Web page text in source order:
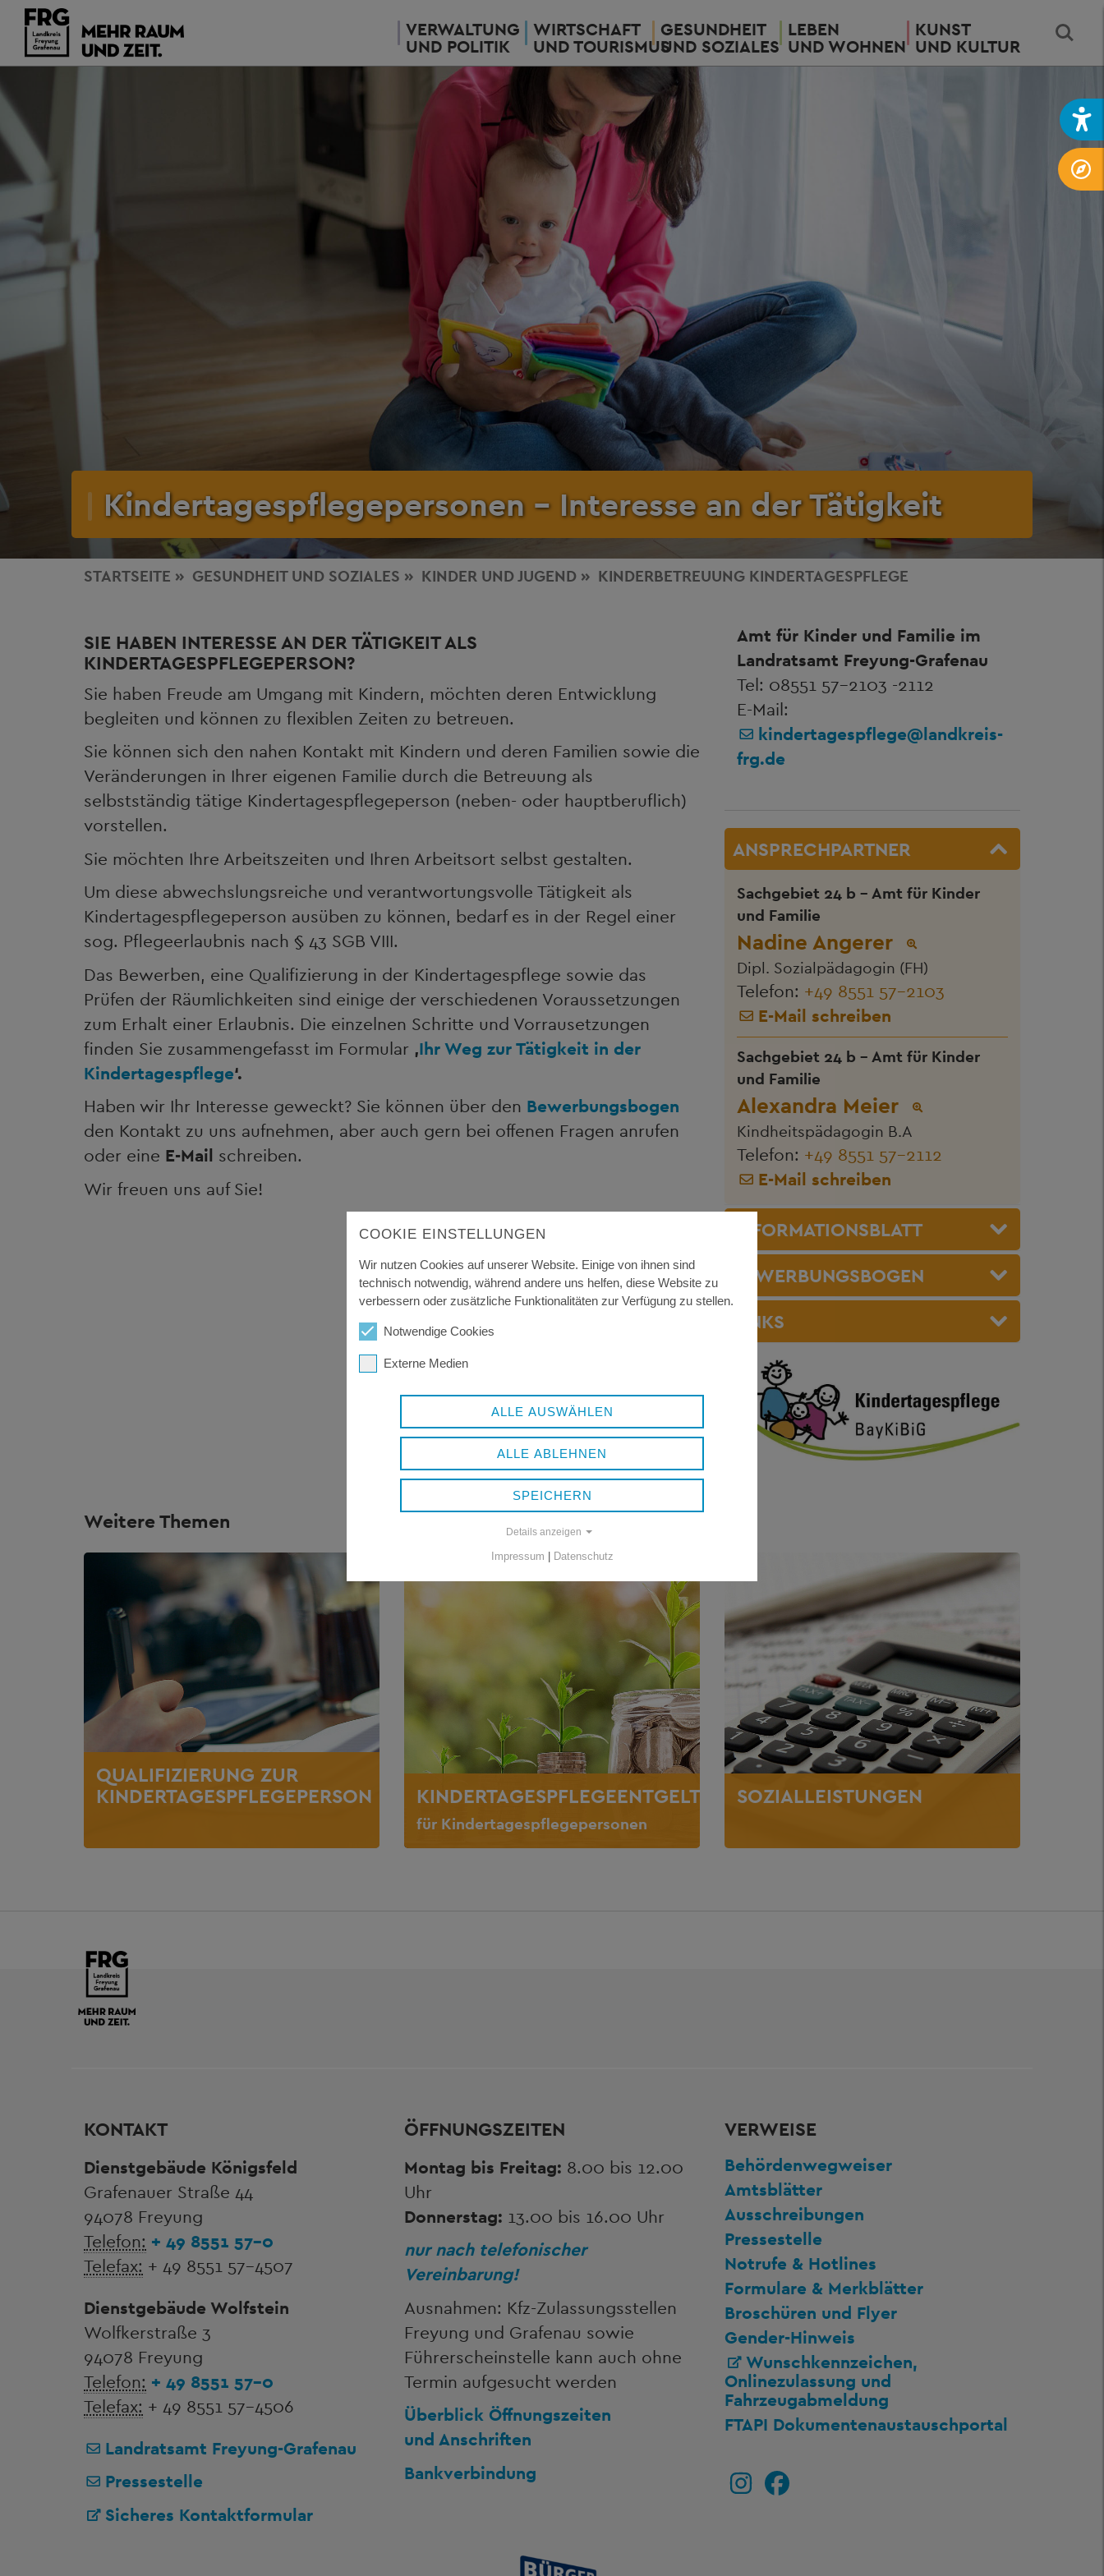
VERWALTUNG
UND POLITIK
WIRTSCHAFT
UND TOURISMUS
GESUNDHEIT
UND SOZIALES
LEBEN
UND WOHNEN
KUNST
UND KULTUR
Kindertagespflegepersonen – Interesse an der Tätigkeit
STARTSEITE GESUNDHEIT UND SOZIALES KINDER UND JUGEND KINDERBETREUUNG KINDERTAGESPFLEGE
SIE HABEN INTERESSE AN DER TÄTIGKEIT ALS
KINDERTAGESPFLEGEPERSON?
Sie haben Freude am Umgang mit Kindern, möchten deren Entwicklung
begleiten und können zu flexiblen Zeiten zu betreuen.
Sie können sich den nahen Kontakt mit Kindern und deren Familien sowie die
Veränderungen in Ihrer eigenen Familie durch die Betreuung als
selbstständig tätige Kindertagespflegeperson (neben- oder hauptberuflich)
vorstellen.
Sie möchten Ihre Arbeitszeiten und Ihren Arbeitsort selbst gestalten.
Um diese abwechslungsreiche und verantwortungsvolle Tätigkeit als
Kindertagespflegeperson ausüben zu können, bedarf es in der Regel einer
sog. Pflegeerlaubnis nach § 43 SGB VIII.
Das Bewerben, eine Qualifizierung in der Kindertagespflege sowie das
Prüfen der Räumlichkeiten sind einige der verschiedenen Voraussetzungen
zum Erhalt einer Erlaubnis. Die einzelnen Schritte und Vorrausetzungen
finden Sie zusammengefasst im Formular ‚Ihr Weg zur Tätigkeit in der
Kindertagespflege‘.
Haben wir Ihr Interesse geweckt? Sie können über den Bewerbungsbogen
den Kontakt zu uns aufnehmen, aber auch gern bei offenen Fragen anrufen
oder eine E-Mail schreiben.
Wir freuen uns auf Sie!
Amt für Kinder und Familie im
Landratsamt Freyung-Grafenau
Tel: 08551 57-2103 -2112
E-Mail:
kindertagespflege@landkreis-
frg.de
ANSPRECHPARTNER
Sachgebiet 24 b - Amt für Kinder
und Familie
Nadine Angerer
Dipl. Sozialpädagogin (FH)
Telefon: +49 8551 57-2103
E-Mail schreiben
Sachgebiet 24 b - Amt für Kinder
und Familie
Alexandra Meier
Kindheitspädagogin B.A
Telefon: +49 8551 57-2112
E-Mail schreiben
INFORMATIONSBLATT
BEWERBUNGSBOGEN
LINKS
Weitere Themen
QUALIFIZIERUNG ZUR
KINDERTAGESPFLEGEPERSON
KINDERTAGESPFLEGEENTGELT
für Kindertagespflegepersonen
SOZIALLEISTUNGEN
KONTAKT
Dienstgebäude Königsfeld
Grafenauer Straße 44
94078 Freyung
Telefon: + 49 8551 57-0
Telefax: + 49 8551 57-4507
Dienstgebäude Wolfstein
Wolfkerstraße 3
94078 Freyung
Telefon: + 49 8551 57-0
Telefax: + 49 8551 57-4506
Landratsamt Freyung-Grafenau
Pressestelle
Sicheres Kontaktformular
ÖFFNUNGSZEITEN
Montag bis Freitag: 8.00 bis 12.00
Uhr
Donnerstag: 13.00 bis 16.00 Uhr
nur nach telefonischer
Vereinbarung!
Ausnahmen: Kfz-Zulassungsstellen
Freyung und Grafenau sowie
Führerscheinstelle kann auch ohne
Termin aufgesucht werden
Überblick Öffnungszeiten
und Anschriften
Bankverbindung
VERWEISE
Behördenwegweiser
Amtsblätter
Ausschreibungen
Pressestelle
Notrufe & Hotlines
Formulare & Merkblätter
Broschüren und Flyer
Gender-Hinweis
Wunschkennzeichen,
Onlinezulassung und
Fahrzeugabmeldung
FTAPI Dokumentenaustauschportal
COOKIE EINSTELLUNGEN
Wir nutzen Cookies auf unserer Website. Einige von ihnen sind
technisch notwendig, während andere uns helfen, diese Website zu
verbessern oder zusätzliche Funktionalitäten zur Verfügung zu stellen.
Notwendige Cookies
Externe Medien
ALLE AUSWÄHLEN
ALLE ABLEHNEN
SPEICHERN
Details anzeigen
Impressum | Datenschutz